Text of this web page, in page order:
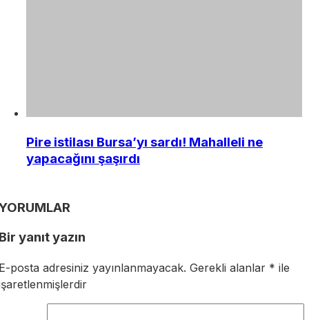
Pire istilası Bursa’yı sardı! Mahalleli ne
yapacağını şaşırdı
yanıt yazın
posta adresiniz yayınlanmayacak. Gerekli alanlar * ile